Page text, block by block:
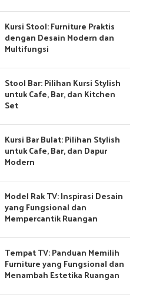
Kursi Stool: Furniture Praktis
dengan Desain Modern dan
Multifungsi
Stool Bar: Pilihan Kursi Stylish
untuk Cafe, Bar, dan Kitchen
Set
Kursi Bar Bulat: Pilihan Stylish
untuk Cafe, Bar, dan Dapur
Modern
Model Rak TV: Inspirasi Desain
yang Fungsional dan
Mempercantik Ruangan
Tempat TV: Panduan Memilih
Furniture yang Fungsional dan
Menambah Estetika Ruangan